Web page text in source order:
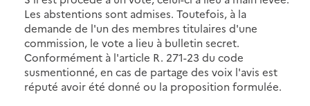
Les abstentions sont admises. Toutefois, à la
demande de l'un des membres titulaires d'une
commission, le vote a lieu à bulletin secret.
Conformément à l'article R. 271-23 du code
susmentionné, en cas de partage des voix l'avis est
réputé avoir été donné ou la proposition formulée.